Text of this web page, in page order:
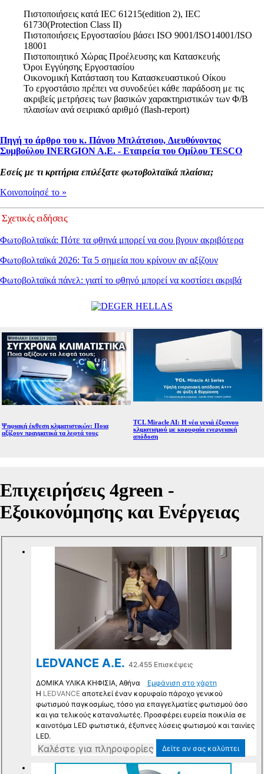
Πιστοποιήσεις κατά IEC 61215(edition 2), IEC
61730(Protection Class II)
Πιστοποιήσεις Εργοστασίου βάσει ISO 9001/ISO14001/ISO
18001
Πιστοποιητικό Χώρας Προέλευσης και Κατασκευής
Όροι Εγγύησης Εργοστασίου
Οικονομική Κατάσταση του Κατασκευαστικού Οίκου
Το εργοστάσιο πρέπει να συνοδεύει κάθε παράδοση με τις
ακριβείς μετρήσεις των βασικών χαρακτηριστικών των Φ/Β
πλαισίων ανά σειριακό αριθμό (flash-report)
Πηγή το άρθρο του κ. Πάνου Μπλάτσιου, Διευθύνοντος
Συμβούλου INERGION A.E. - Εταιρεία του Ομίλου TESCO
Εσείς με τι κριτήρια επιλέξατε φωτοβολταϊκά πλαίσια;
Kοινοποίησέ το »
Σχετικές ειδήσεις
Φωτοβολταϊκά: Πότε τα φθηνά μπορεί να σου βγουν ακριβότερα
Φωτοβολταϊκά 2026: Τα 5 σημεία που κρίνουν αν αξίζουν
Φωτοβολταϊκά πάνελ: γιατί το φθηνό μπορεί να κοστίσει ακριβά
Ψηφιακή έκθεση κλιματιστικών: Ποια
αξίζουν πραγματικά τα λεφτά τους
TCL Miracle AI: Η νέα γενιά έξυπνου
κλιματισμού με κορυφαία ενεργειακή
απόδοση